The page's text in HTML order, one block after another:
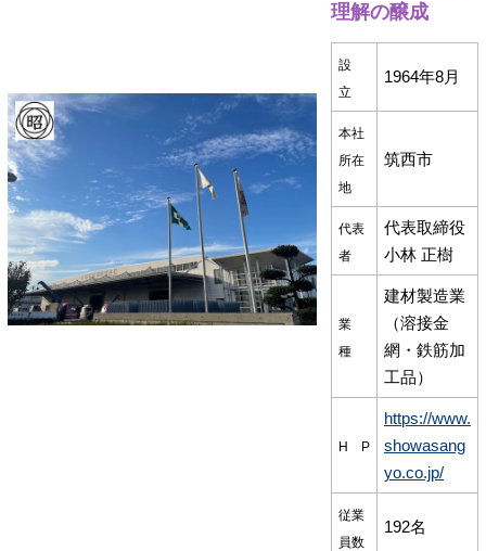
理解の醸成
設
立
1964年8月
本社
所在
地
筑西市
代表
者
代表取締役
小林 正樹
業
種
建材製造業
（溶接金
網・鉄筋加
工品）
H P
https://www.
showasang
yo.co.jp/
従業
員数
192名